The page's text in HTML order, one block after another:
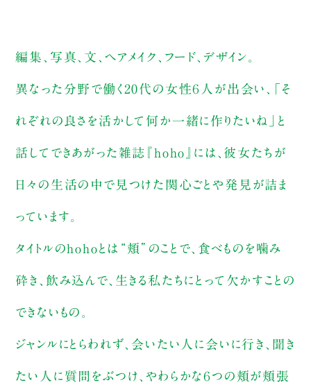
編集、写真、文、ヘアメイク、フード、デザイン。
異なった分野で働く20代の女性６人が出会い、「そ
れぞれの良さを活かして何か一緒に作りたいね」と
話してできあがった雑誌『hoho』には、彼女たちが
日々の生活の中で見つけた関心ごとや発見が詰ま
っています。
タイトルのhohoとは“頬”のことで、食べものを噛み
砕き、飲み込んで、生きる私たちにとって欠かすことの
できないもの。
ジャンルにとらわれず、会いたい人に会いに行き、聞き
たい人に質問をぶつけ、やわらかな６つの頬が頬張